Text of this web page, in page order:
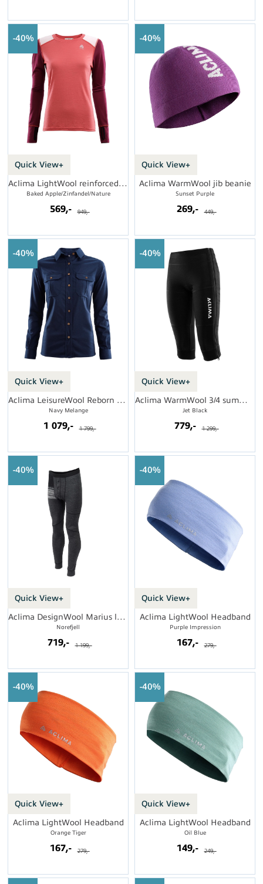
Quick View+
40%
Aclima LightWool reinforced crew W's
Baked Apple/Zinfandel/Nature
569,- 949,-
Quick View+
40%
Aclima WarmWool jib beanie
Sunset Purple
269,- 449,-
Quick View+
40%
Aclima LeisureWool Reborn shirt W's
Navy Melange
1 079,- 1 799,-
Quick View+
40%
Aclima WarmWool 3/4 summit longs W's
Jet Black
779,- 1 299,-
Quick View+
40%
Aclima DesignWool Marius longs M's
Norefjell
719,- 1 199,-
Quick View+
40%
Aclima LightWool Headband
Purple Impression
167,- 279,-
Quick View+
40%
Aclima LightWool Headband
Orange Tiger
167,- 279,-
Quick View+
40%
Aclima LightWool Headband
Oil Blue
149,- 249,-